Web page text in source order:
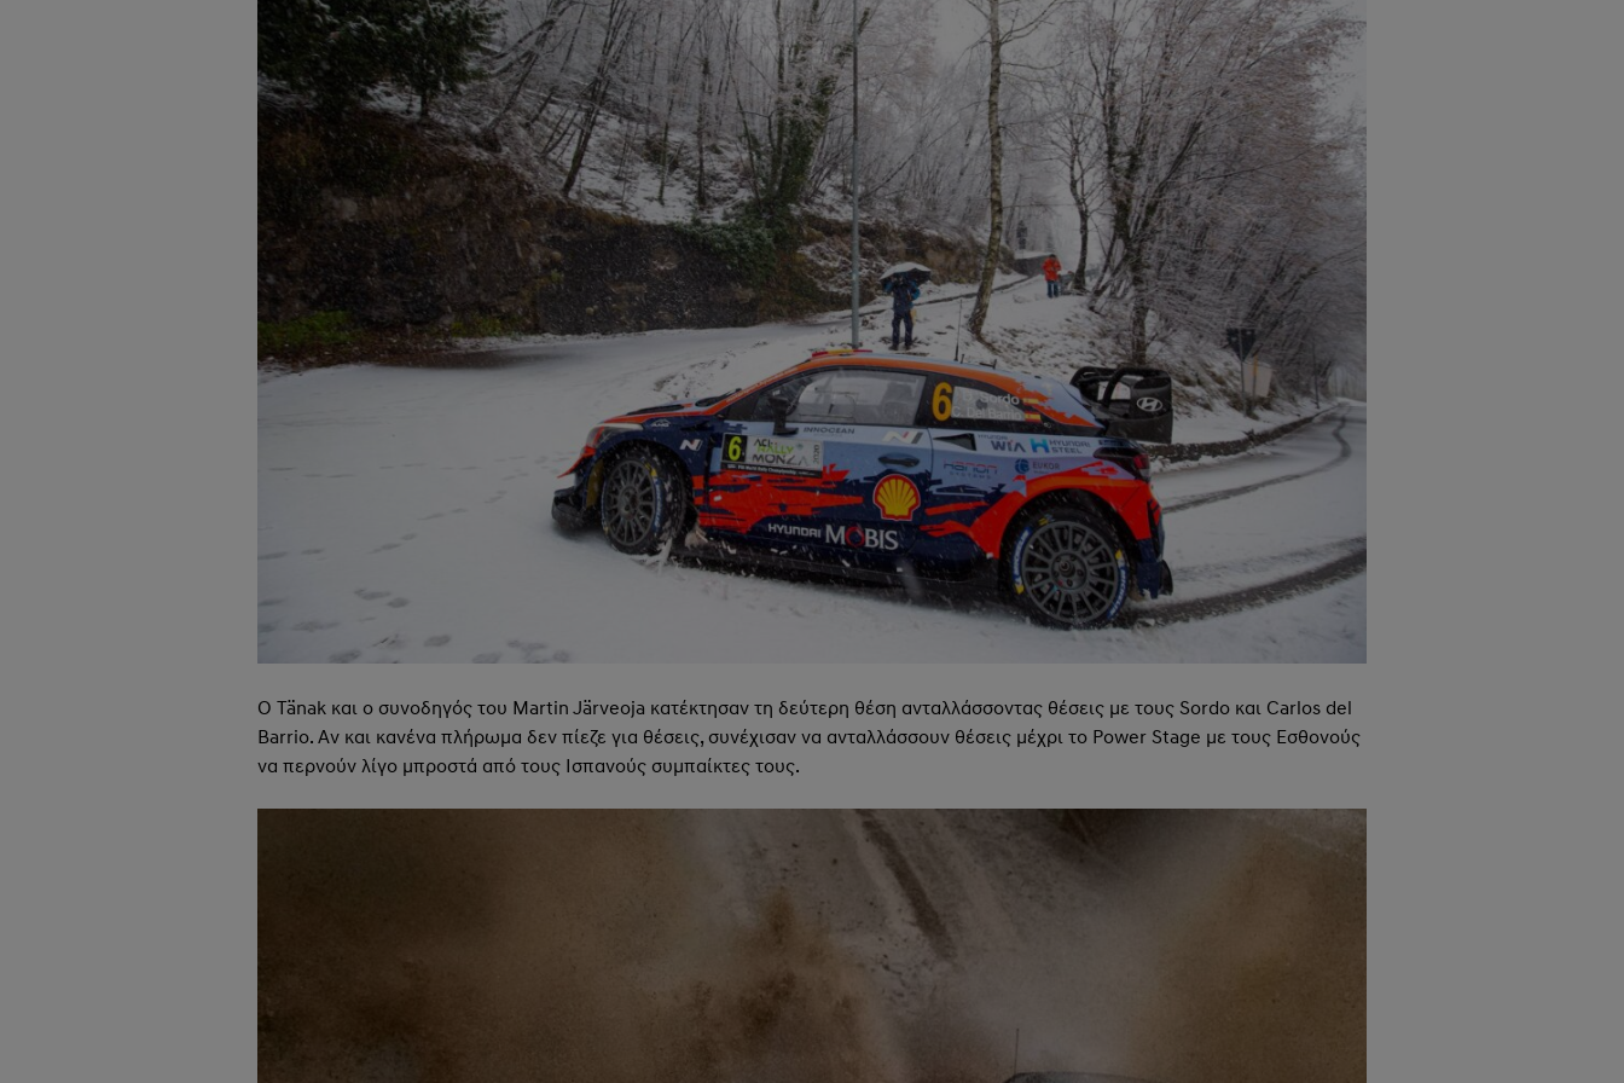

Άλλα cookies
Τα cookies αυτής της κατηγορίας δεν έχουν κατηγοριοποιηθεί και η χρήση τους μπορεί να
είναι άγνωστη αυτή τη χρονική περίοδο.
Ο Tänak και ο συνοδηγός του Martin Järveoja κατέκτησαν τη δεύτερη θέση ανταλλάσσοντας θέσεις με τους Sordo και Carlos del
Barrio. Αν και κανένα πλήρωμα δεν πίεζε για θέσεις, συνέχισαν να ανταλλάσσουν θέσεις μέχρι το Power Stage με τους Εσθονούς
να περνούν λίγο μπροστά από τους Ισπανούς συμπαίκτες τους.